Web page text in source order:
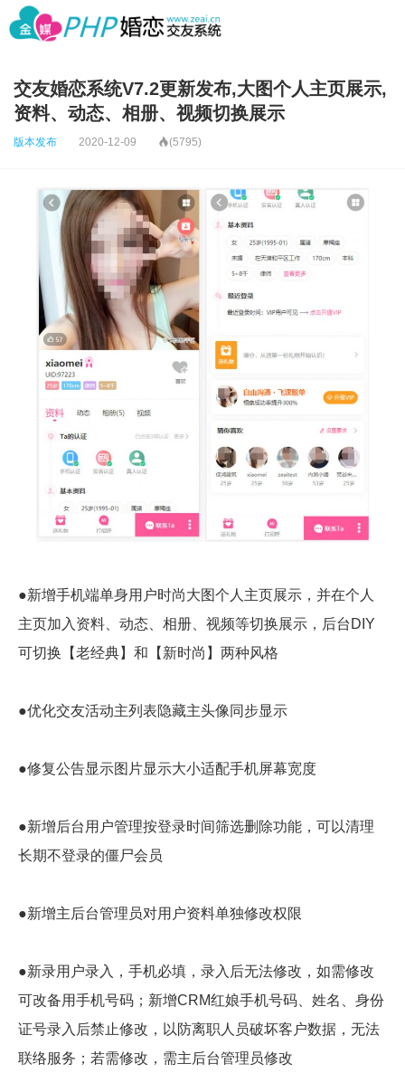
交友婚恋系统V7.2更新发布,大图个人主页展示,
资料、动态、相册、视频切换展示
版本发布 2020-12-09 (5795)
●新增手机端单身用户时尚大图个人主页展示，并在个人
主页加入资料、动态、相册、视频等切换展示，后台DIY
可切换【老经典】和【新时尚】两种风格
●优化交友活动主列表隐藏主头像同步显示
●修复公告显示图片显示大小适配手机屏幕宽度
●新增后台用户管理按登录时间筛选删除功能，可以清理
长期不登录的僵尸会员
●新增主后台管理员对用户资料单独修改权限
●新录用户录入，手机必填，录入后无法修改，如需修改
可改备用手机号码；新增CRM红娘手机号码、姓名、身份
证号录入后禁止修改，以防离职人员破坏客户数据，无法
联络服务；若需修改，需主后台管理员修改